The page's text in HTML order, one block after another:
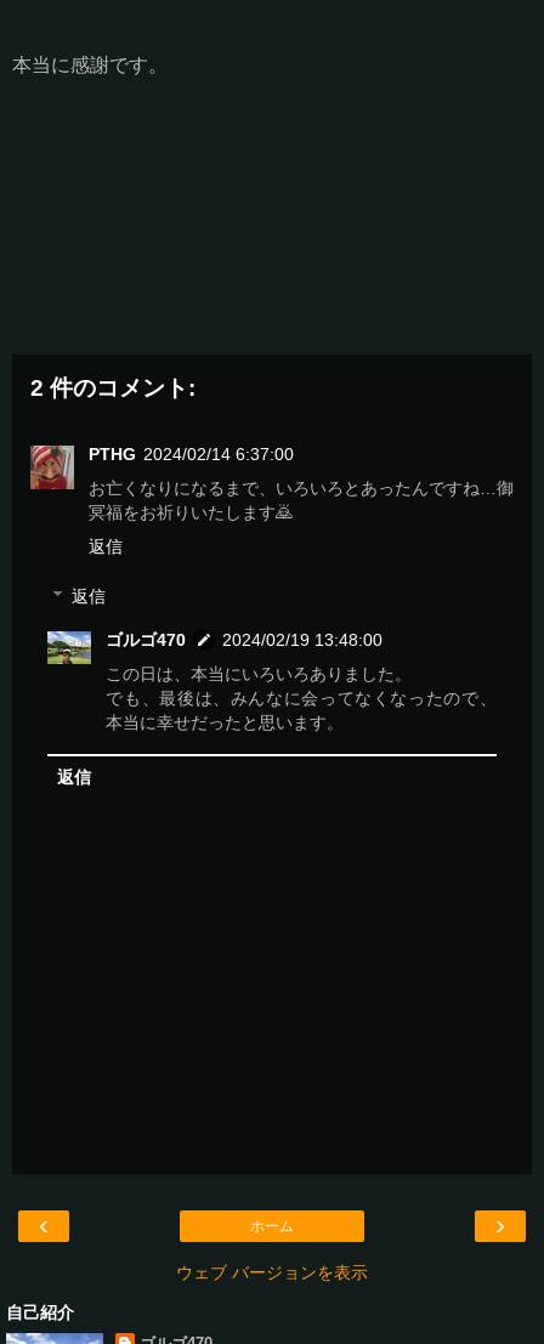
本当に感謝です。
2 件のコメント:
PTHG 2024/02/14 6:37:00
お亡くなりになるまで、いろいろとあったんですね…御
冥福をお祈りいたします🙇
返信
返信
ゴルゴ470
2024/02/19 13:48:00
この日は、本当にいろいろありました。
でも、最後は、みんなに会ってなくなったので、
本当に幸せだったと思います。
返信
‹ ›
ホーム
ウェブ バージョンを表示
自己紹介